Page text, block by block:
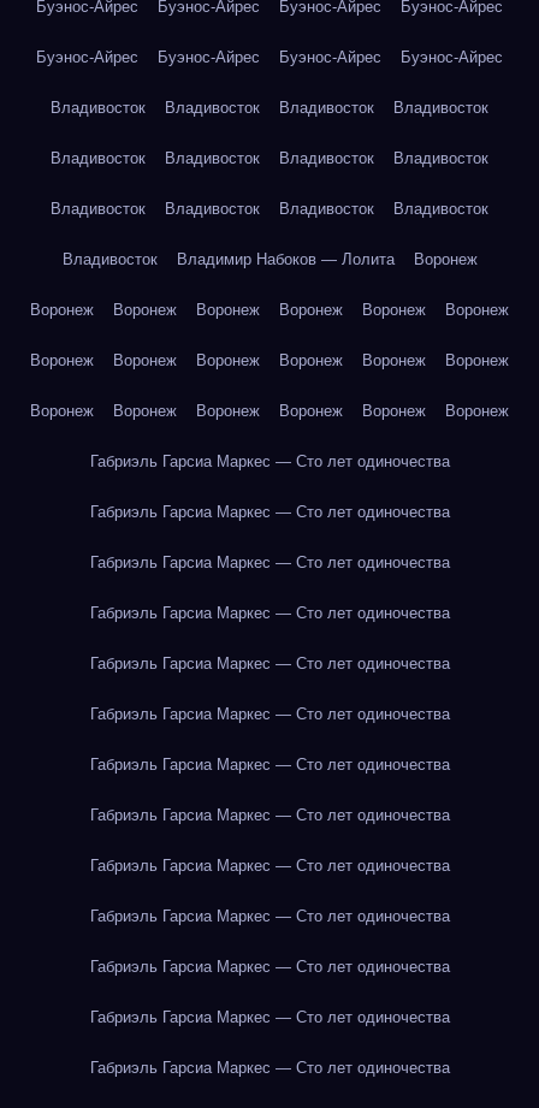
Буэнос-Айрес Буэнос-Айрес Буэнос-Айрес Буэнос-Айрес
Буэнос-Айрес Буэнос-Айрес Буэнос-Айрес Буэнос-Айрес
Владивосток Владивосток Владивосток Владивосток
Владивосток Владивосток Владивосток Владивосток
Владивосток Владивосток Владивосток Владивосток
Владивосток Владимир Набоков — Лолита Воронеж
Воронеж Воронеж Воронеж Воронеж Воронеж Воронеж
Воронеж Воронеж Воронеж Воронеж Воронеж Воронеж
Воронеж Воронеж Воронеж Воронеж Воронеж Воронеж
Габриэль Гарсиа Маркес — Сто лет одиночества
Габриэль Гарсиа Маркес — Сто лет одиночества
Габриэль Гарсиа Маркес — Сто лет одиночества
Габриэль Гарсиа Маркес — Сто лет одиночества
Габриэль Гарсиа Маркес — Сто лет одиночества
Габриэль Гарсиа Маркес — Сто лет одиночества
Габриэль Гарсиа Маркес — Сто лет одиночества
Габриэль Гарсиа Маркес — Сто лет одиночества
Габриэль Гарсиа Маркес — Сто лет одиночества
Габриэль Гарсиа Маркес — Сто лет одиночества
Габриэль Гарсиа Маркес — Сто лет одиночества
Габриэль Гарсиа Маркес — Сто лет одиночества
Габриэль Гарсиа Маркес — Сто лет одиночества